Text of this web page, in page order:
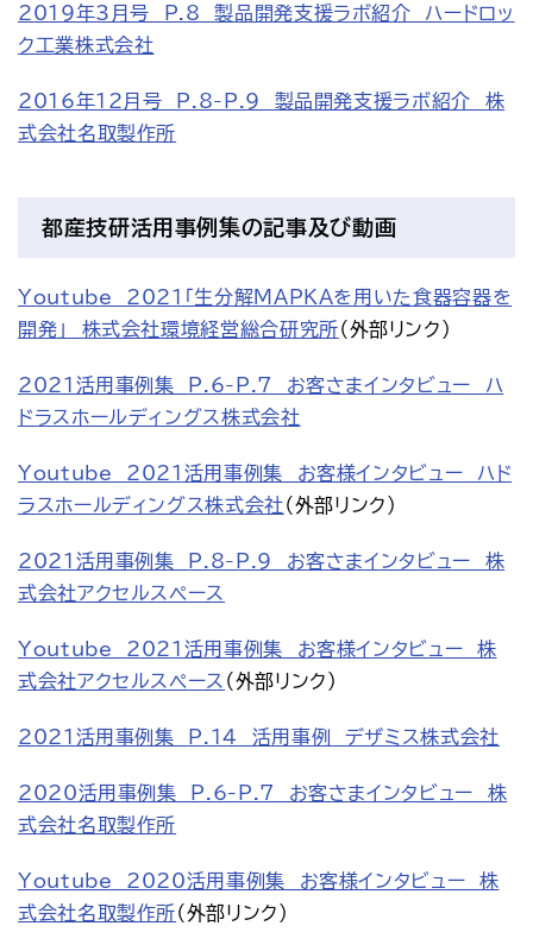
2019年3月号　P.8　製品開発支援ラボ紹介　ハードロッ
ク工業株式会社
2016年12月号　P.8-P.9　製品開発支援ラボ紹介　株
式会社名取製作所
都産技研活用事例集の記事及び動画
Youtube　2021「生分解MAPKAを用いた食器容器を
開発」　株式会社環境経営総合研究所（外部リンク）
2021活用事例集　P.6-P.7　お客さまインタビュー　ハ
ドラスホールディングス株式会社
Youtube　2021活用事例集　お客様インタビュー　ハド
ラスホールディングス株式会社（外部リンク）
2021活用事例集　P.8-P.9　お客さまインタビュー　株
式会社アクセルスペース
Youtube　2021活用事例集　お客様インタビュー　株
式会社アクセルスペース （外部リンク）
2021活用事例集　P.14　活用事例　デザミス株式会社
2020活用事例集　P.6-P.7　お客さまインタビュー　株
式会社名取製作所
Youtube　2020活用事例集　お客様インタビュー　株
式会社名取製作所（外部リンク）